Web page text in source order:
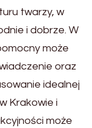
twarzy, w
i dobrze. W
może
oraz
idealnej
Krakowie i
może